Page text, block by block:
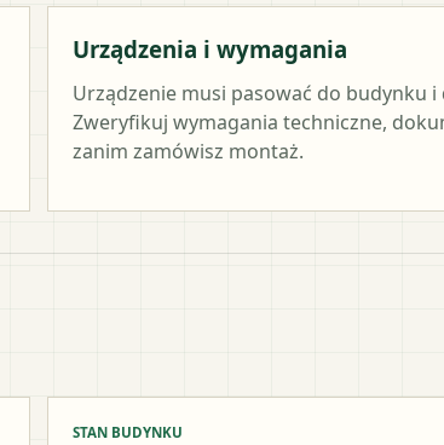
Urządzenia i wymagania
Urządzenie musi pasować do budynku
Zweryfikuj wymagania techniczne,
zanim zamówisz montaż.
STAN BUDYNKU